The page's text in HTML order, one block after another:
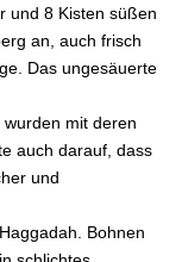
und 8 Kisten süßen
an, auch frisch
Das ungesäuerte
mit deren
auch darauf, dass
und
Bohnen